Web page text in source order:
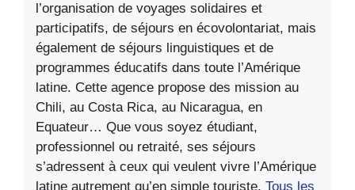
l’organisation de voyages solidaires et
participatifs, de séjours en écovolontariat, mais
également de séjours linguistiques et de
programmes éducatifs dans toute l’Amérique
latine. Cette agence propose des mission au
Chili, au Costa Rica, au Nicaragua, en
Equateur… Que vous soyez étudiant,
professionnel ou retraité, ses séjours
s’adressent à ceux qui veulent vivre l’Amérique
latine autrement qu’en simple touriste. Tous les